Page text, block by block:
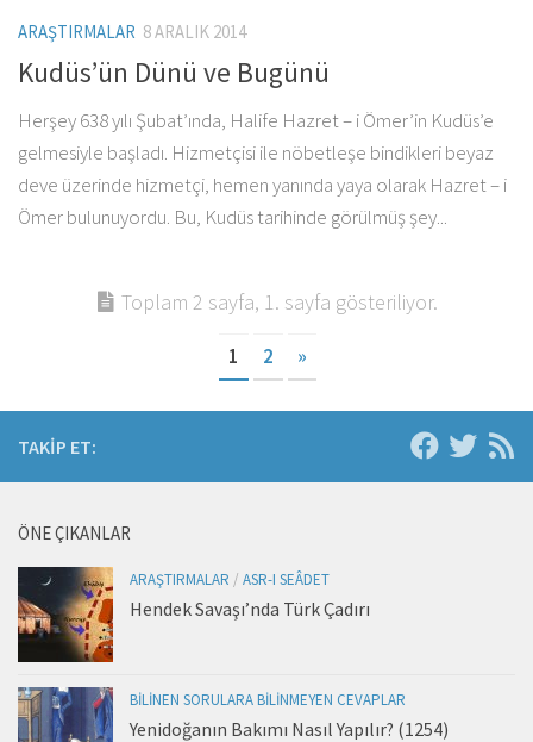
ARAŞTIRMALAR 8 ARALIK 2014
Kudüs’ün Dünü ve Bugünü
Herşey 638 yılı Şubat’ında, Halife Hazret – i Ömer’in Kudüs’e
gelmesiyle başladı. Hizmetçisi ile nöbetleşe bindikleri beyaz
deve üzerinde hizmetçi, hemen yanında yaya olarak Hazret – i
Ömer bulunuyordu. Bu, Kudüs tarihinde görülmüş şey...
Toplam 2 sayfa, 1. sayfa gösteriliyor.
1 2 »
TAKIP ET:
ÖNE ÇIKANLAR
ARAŞTIRMALAR / ASR-I SEÂDET
Hendek Savaşı’nda Türk Çadırı
BILINEN SORULARA BILINMEYEN CEVAPLAR
Yenidoğanın Bakımı Nasıl Yapılır? (1254)